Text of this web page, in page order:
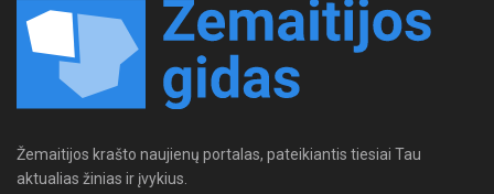
Žemaitijos krašto naujienų portalas, pateikiantis tiesiai Tau
aktualias žinias ir įvykius.